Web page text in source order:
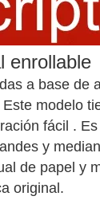
a base de
modelo
fácil .
y
de papel y
original.